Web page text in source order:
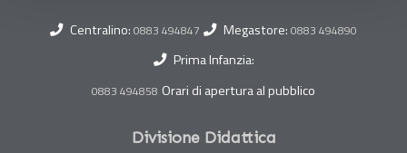
Centralino: 0883 494847 Megastore: 0883 494890
Prima Infanzia:
0883 494858 Orari di apertura al pubblico
Divisione Didattica